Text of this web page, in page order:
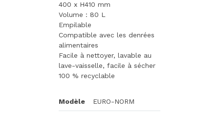
400 x H410 mm
Volume : 80 L
Empilable
Compatible avec les denrées
alimentaires
Facile à nettoyer, lavable au
lave-vaisselle, facile à sécher
100 % recyclable
Modèle EURO-NORM